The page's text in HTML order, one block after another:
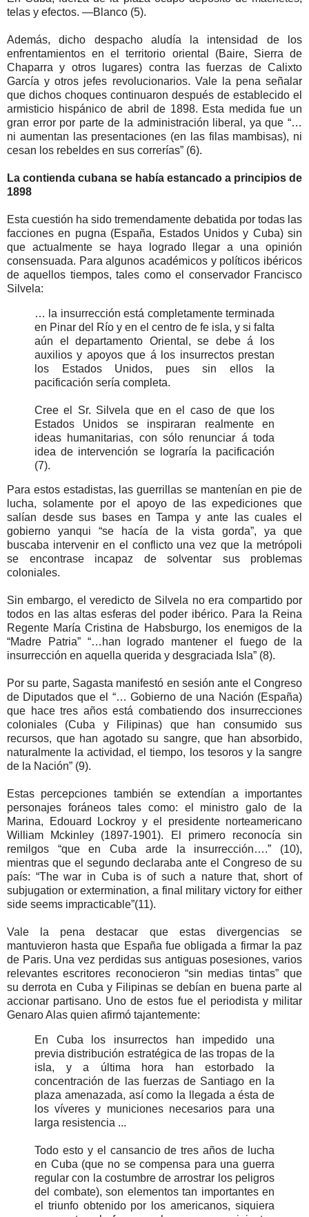
telas y efectos. —Blanco (5).
Además, dicho despacho aludía la intensidad de los
enfrentamientos en el territorio oriental (Baire, Sierra de
Chaparra y otros lugares) contra las fuerzas de Calixto
García y otros jefes revolucionarios. Vale la pena señalar
que dichos choques continuaron después de establecido el
armisticio hispánico de abril de 1898. Esta medida fue un
gran error por parte de la administración liberal, ya que “…
ni aumentan las presentaciones (en las filas mambisas), ni
cesan los rebeldes en sus correrías” (6).
La contienda cubana se había estancado a principios de
1898
Esta cuestión ha sido tremendamente debatida por todas las
facciones en pugna (España, Estados Unidos y Cuba) sin
que actualmente se haya logrado llegar a una opinión
consensuada. Para algunos académicos y políticos ibéricos
de aquellos tiempos, tales como el conservador Francisco
Silvela:
… la insurrección está completamente terminada
en Pinar del Río y en el centro de fe isla, y si falta
aún el departamento Oriental, se debe á los
auxilios y apoyos que á los insurrectos prestan
los Estados Unidos, pues sin ellos la
pacificación sería completa.
Cree el Sr. Silvela que en el caso de que los
Estados Unidos se inspiraran realmente en
ideas humanitarias, con sólo renunciar á toda
idea de intervención se lograría la pacificación
(7).
Para estos estadistas, las guerrillas se mantenían en pie de
lucha, solamente por el apoyo de las expediciones que
salían desde sus bases en Tampa y ante las cuales el
gobierno yanqui “se hacía de la vista gorda”, ya que
buscaba intervenir en el conflicto una vez que la metrópoli
se encontrase incapaz de solventar sus problemas
coloniales.
Sin embargo, el veredicto de Silvela no era compartido por
todos en las altas esferas del poder ibérico. Para la Reina
Regente María Cristina de Habsburgo, los enemigos de la
“Madre Patria” “…han logrado mantener el fuego de la
insurrección en aquella querida y desgraciada Isla” (8).
Por su parte, Sagasta manifestó en sesión ante el Congreso
de Diputados que el “… Gobierno de una Nación (España)
que hace tres años está combatiendo dos insurrecciones
coloniales (Cuba y Filipinas) que han consumido sus
recursos, que han agotado su sangre, que han absorbido,
naturalmente la actividad, el tiempo, los tesoros y la sangre
de la Nación” (9).
Estas percepciones también se extendían a importantes
personajes foráneos tales como: el ministro galo de la
Marina, Edouard Lockroy y el presidente norteamericano
William Mckinley (1897-1901). El primero reconocía sin
remilgos “que en Cuba arde la insurrección….” (10),
mientras que el segundo declaraba ante el Congreso de su
país: “The war in Cuba is of such a nature that, short of
subjugation or extermination, a final military victory for either
side seems impracticable”(11).
Vale la pena destacar que estas divergencias se
mantuvieron hasta que España fue obligada a firmar la paz
de Paris. Una vez perdidas sus antiguas posesiones, varios
relevantes escritores reconocieron “sin medias tintas” que
su derrota en Cuba y Filipinas se debían en buena parte al
accionar partisano. Uno de estos fue el periodista y militar
Genaro Alas quien afirmó tajantemente:
En Cuba los insurrectos han impedido una
previa distribución estratégica de las tropas de la
isla, y a última hora han estorbado la
concentración de las fuerzas de Santiago en la
plaza amenazada, así como la llegada a ésta de
los víveres y municiones necesarios para una
larga resistencia ...
Todo esto y el cansancio de tres años de lucha
en Cuba (que no se compensa para una guerra
regular con la costumbre de arrostrar los peligros
del combate), son elementos tan importantes en
el triunfo obtenido por los americanos, siquiera